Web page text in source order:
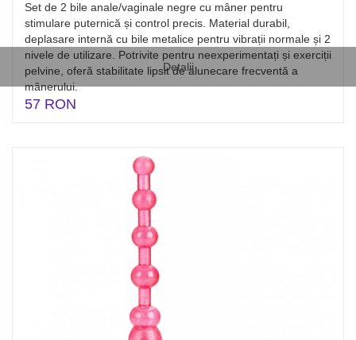
Detalii
Set de 2 bile anale/vaginale negre cu mâner pentru
stimulare puternică și control precis. Material durabil,
deplasare internă cu bile metalice pentru vibrații normale și 2
nivele de utilizare. Potrivite pentru neexperimentați și exerciții
pelvine, oferă stabilitate lipsit de alunecare frecventă a
mânerului.
57 RON